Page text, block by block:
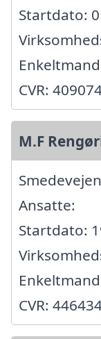
Startdato:
CVR:
M.F
Ansatte:
Startdato:
CVR: